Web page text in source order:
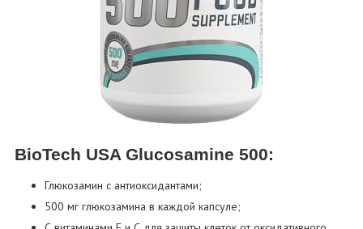
BioTech USA Glucosamine 500:
Глюкозамин с антиоксидантами;
500 мг глюкозамина в каждой капсуле;